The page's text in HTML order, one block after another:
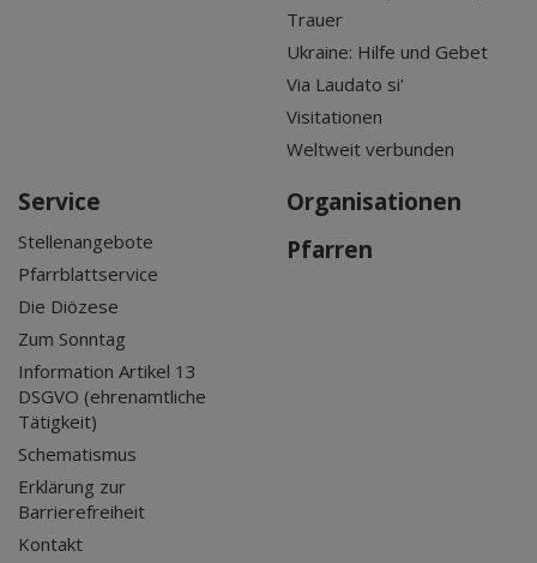
Trauer
Ukraine: Hilfe und Gebet
Via Laudato si'
Visitationen
Weltweit verbunden
Service
Stellenangebote
Pfarrblattservice
Die Diözese
Zum Sonntag
Information Artikel 13
DSGVO (ehrenamtliche
Tätigkeit)
Schematismus
Erklärung zur
Barrierefreiheit
Kontakt
Organisationen
Pfarren